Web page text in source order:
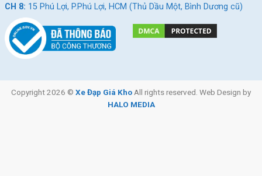
CH 8: 15 Phú Lợi, P.Phú Lợi, HCM (Thủ Dầu Một, Bình Dương cũ)
Copyright 2026 © Xe Đạp Giá Kho All rights reserved. Web Design by
HALO MEDIA